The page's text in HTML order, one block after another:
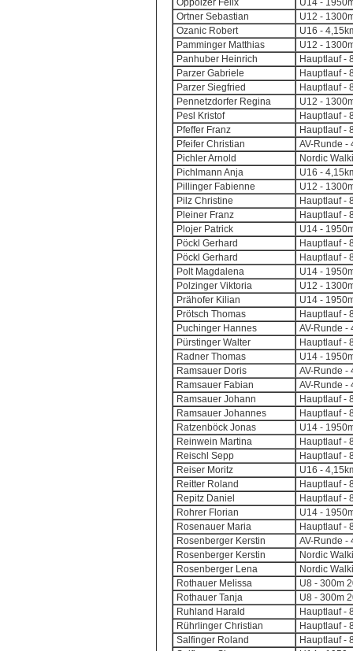
Oppolzer Felix
U14 -
Ortner Sebastian
U12 -
Ozanic Robert
U16 -
Pamminger Matthias
U12 -
Panhuber Heinrich
Hauptlauf -
Parzer Gabriele
Hauptlauf -
Parzer Siegfried
Hauptlauf -
Pennetzdorfer Regina
U12 -
Pesl Kristof
Hauptlauf -
Pfeffer Franz
Hauptlauf -
Pfeifer Christian
AV-Runde -
Pichler Arnold
Nordic
Pichlmann Anja
U16 -
Pillinger Fabienne
U12 -
Pilz Christine
Hauptlauf -
Pleiner Franz
Hauptlauf -
Plojer Patrick
U14 -
Pöckl Gerhard
Hauptlauf -
Pöckl Gerhard
Hauptlauf -
Polt Magdalena
U14 -
Polzinger Viktoria
U12 -
Prähofer Kilian
U14 -
Prötsch Thomas
Hauptlauf -
Puchinger Hannes
AV-Runde -
Pürstinger Walter
Hauptlauf -
Radner Thomas
U14 -
Ramsauer Doris
AV-Runde -
Ramsauer Fabian
AV-Runde -
Ramsauer Johann
Hauptlauf -
Ramsauer Johannes
Hauptlauf -
Ratzenböck Jonas
U14 -
Reinwein Martina
Hauptlauf -
Reischl Sepp
Hauptlauf -
Reiser Moritz
U16 -
Reitter Roland
Hauptlauf -
Repitz Daniel
Hauptlauf -
Rohrer Florian
U14 -
Rosenauer Maria
Hauptlauf -
Rosenberger Kerstin
AV-Runde -
Rosenberger Kerstin
Nordic
Rosenberger Lena
Nordic
Rothauer Melissa
U8 - 300m
Rothauer Tanja
U8 - 300m
Ruhland Harald
Hauptlauf -
Rührlinger Christian
Hauptlauf -
Salfinger Roland
Hauptlauf -